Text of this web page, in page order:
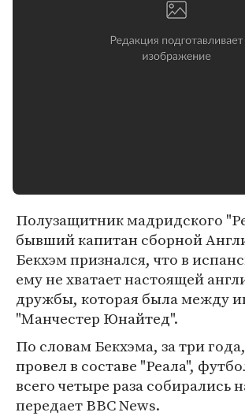
Полузащитник мадридского
бывший капитан сборной
Бекхэм признался, что в
ему не хватает настоящей
дружбы, которая была между
"Манчестер Юнайтед".
По словам Бекхэма, за три
провел в составе "Реала",
всего четыре раза собирались
передает BBC News.